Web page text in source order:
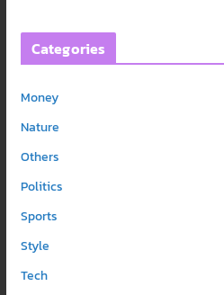
Categories
Money
Nature
Others
Politics
Sports
Style
Tech